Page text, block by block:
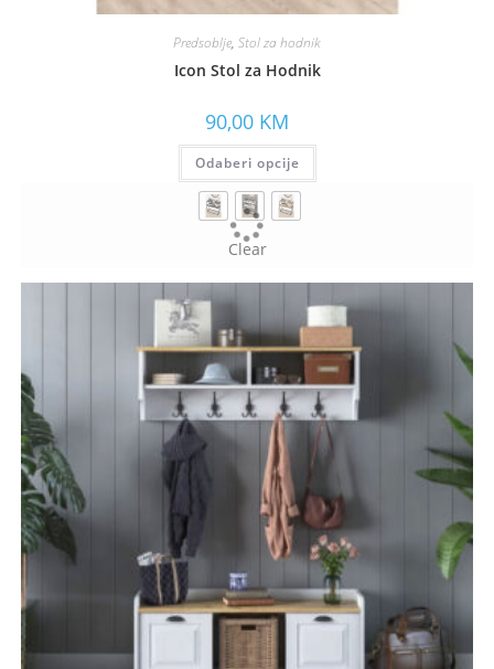
Predsoblje, Stol za hodnik
Icon Stol za Hodnik
90,00 KM
Odaberi opcije
Clear